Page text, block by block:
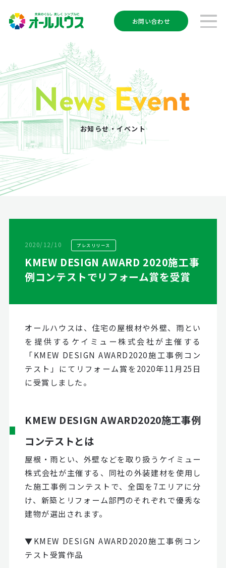
お問い合わせ
お知らせ・イベント
2020/12/10 プレスリリース
KMEW DESIGN AWARD 2020施工事
例コンテストでリフォーム賞を受賞
オールハウスは、住宅の屋根材や外壁、雨とい
を提供するケイミュー株式会社が主催する
「KMEW DESIGN AWARD2020施工事例コン
テスト」にてリフォーム賞を2020年11月25日
に受賞しました。
KMEW DESIGN AWARD2020施工事例
コンテストとは
屋根・雨とい、外壁などを取り扱うケイミュー
株式会社が主催する、同社の外装建材を使用し
た施工事例コンテストで、全国を7エリアに分
け、新築とリフォーム部門のそれぞれで優秀な
建物が選出されます。
▼KMEW DESIGN AWARD2020施工事例コン
テスト受賞作品